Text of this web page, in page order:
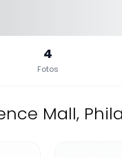
4
Fotos
Mall,